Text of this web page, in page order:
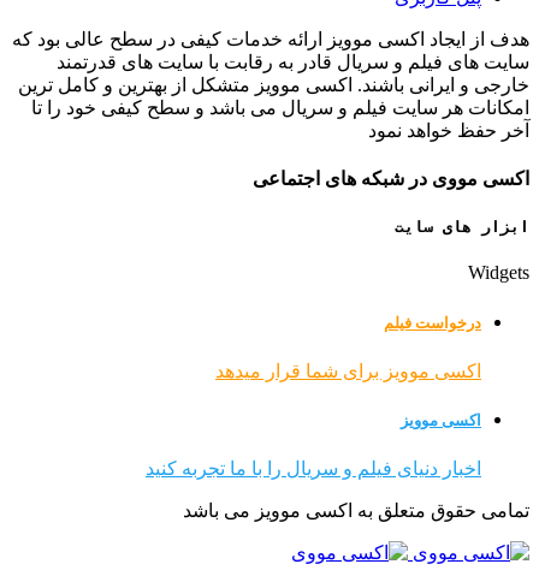
هدف از ایجاد اکسی موویز ارائه خدمات کیفی در سطح عالی بود که
سایت های فیلم و سریال قادر به رقابت با سایت های قدرتمند
خارجی و ایرانی باشند. اکسی موویز متشکل از بهترین و کامل ترین
امکانات هر سایت فیلم و سریال می باشد و سطح کیفی خود را تا
آخر حفظ خواهد نمود
اکسی مووی در شبکه های اجتماعی
ابزار های سایت
Widgets
درخواست فیلم
اکسی موویز برای شما قرار میدهد
اکسی موویز
اخبار دنیای فیلم و سریال را با ما تجربه کنید
تمامی حقوق متعلق به اکسی موویز می باشد